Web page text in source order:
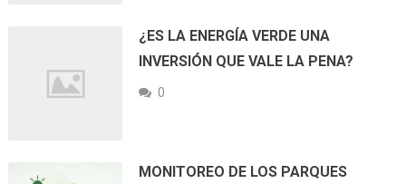
¿ES LA ENERGÍA VERDE UNA
INVERSIÓN QUE VALE LA PENA?
0
MONITOREO DE LOS PARQUES